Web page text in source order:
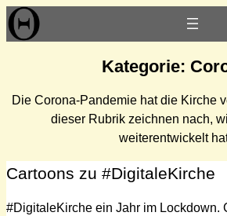
Zum
Inhalt
Kategorie:
Die Corona-Pandemie hat die Kirche
dieser Rubrik zeichnen nach,
weiterentwickelt
Cartoons zu #DigitaleKirche
#DigitaleKirche ein Jahr im Lockdown.